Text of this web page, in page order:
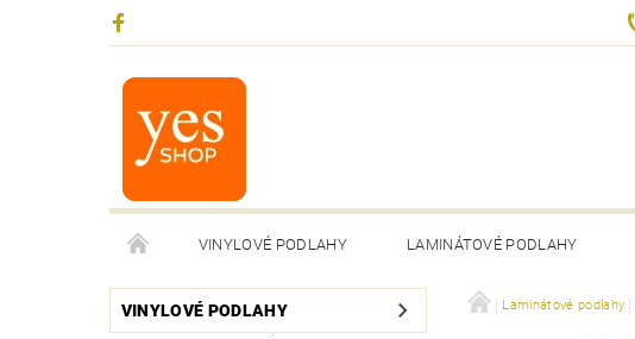
VINYLOVÉ PODLAHY LAMINÁTOVÉ PODLAHY
VINYLOVÉ PODLAHY Laminátové podlahy